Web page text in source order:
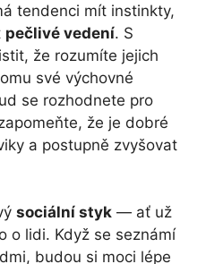
tendenci mít instinkty,
pečlivé vedení. S
že rozumíte jejich
své výchovné
se rozhodnete pro
že je dobré
a postupně zvyšovat
sociální styk — ať už
o lidi. Když se seznámí
budou si moci lépe